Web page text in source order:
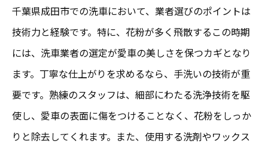
千葉県成田市での洗車において、業者選びのポイントは
技術力と経験です。特に、花粉が多く飛散するこの時期
には、洗車業者の選定が愛車の美しさを保つカギとなり
ます。丁寧な仕上がりを求めるなら、手洗いの技術が重
要です。熟練のスタッフは、細部にわたる洗浄技術を駆
使し、愛車の表面に傷をつけることなく、花粉をしっか
りと除去してくれます。また、使用する洗剤やワックス